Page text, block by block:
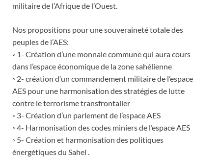
militaire de l’Afrique de l’Ouest.
Nos propositions pour une souveraineté totale des
peuples de l’AES:
◦ 1- Création d’une monnaie commune qui aura cours
dans l’espace économique de la zone sahélienne
◦ 2- création d’un commandement militaire de l’espace
AES pour une harmonisation des stratégies de lutte
contre le terrorisme transfrontalier
◦ 3- Création d’un parlement de l’espace AES
◦ 4- Harmonisation des codes miniers de l’espace AES
◦ 5- Création et harmonisation des politiques
énergétiques du Sahel .